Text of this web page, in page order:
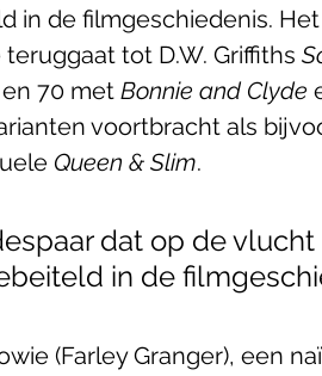
in de filmgeschiedenis.
tot D.W. Griffiths
70 met Bonnie and Clyde
voortbracht als
Queen & Slim.
dat op de vlucht
in de
(Farley Granger), een